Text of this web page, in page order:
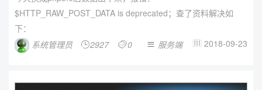
$HTTP_RAW_POST_DATA is deprecated；查了资料解决如
下：
系统管理员
2927 0  服务端  2018-09-23